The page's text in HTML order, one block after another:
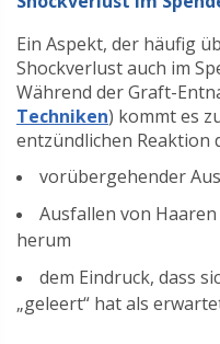
Ein Aspekt, der häufig
Shockverlust auch im
Während der Graft-
Techniken) kommt es
entzündlichen Reaktion
vorübergehender
Ausfallen von
herum
dem Eindruck, dass
„geleert“ hat als